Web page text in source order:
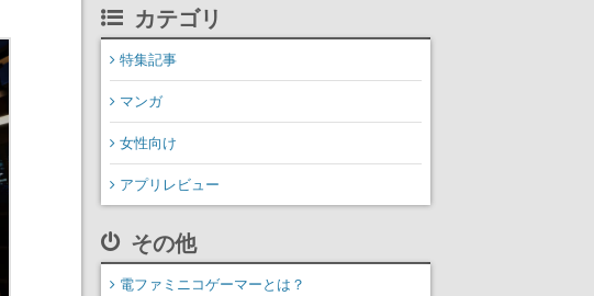
カテゴリ
特集記事
マンガ
女性向け
アプリレビュー
その他
電ファミニコゲーマーとは？